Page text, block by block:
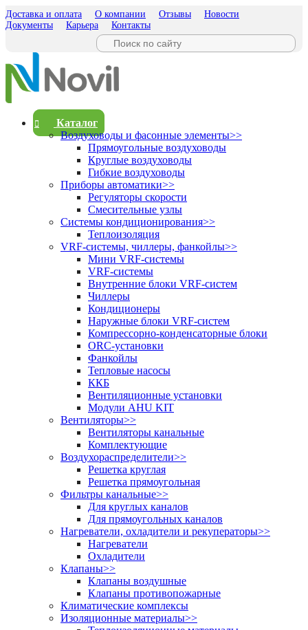
Доставка и оплата О компании Отзывы
Новости
Документы
Карьера Контакты
Каталог
Воздуховоды и фасонные элементы>>
Прямоугольные воздуховоды
Круглые воздуховоды
Гибкие воздуховоды
Приборы автоматики>>
Регуляторы скорости
Смесительные узлы
Системы кондиционирования>>
Теплоизоляция
VRF-системы, чиллеры, фанкойлы>>
Мини VRF-системы
VRF-системы
Внутренние блоки VRF-систем
Чиллеры
Кондиционеры
Наружные блоки VRF-систем
Компрессорно-конденсаторные блоки
ORC-установки
Фанкойлы
Тепловые насосы
ККБ
Вентиляционные установки
Модули AHU KIT
Вентиляторы>>
Вентиляторы канальные
Комплектующие
Воздухораспределители>>
Решетка круглая
Решетка прямоугольная
Фильтры канальные>>
Для круглых каналов
Для прямоугольных каналов
Нагреватели, охладители и рекуператоры>>
Нагреватели
Охладители
Клапаны>>
Клапаны воздушные
Клапаны противопожарные
Климатические комплексы
Изоляционные материалы>>